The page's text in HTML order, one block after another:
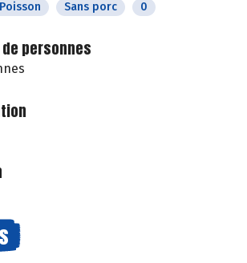
Poisson Sans porc 0
de personnes